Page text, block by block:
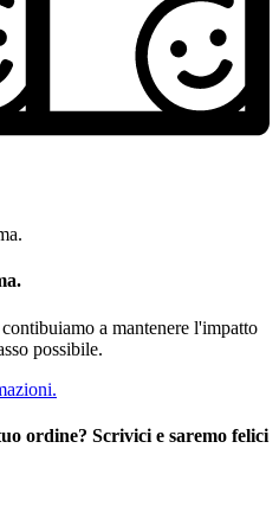
a mantenere l'impatto
possibile.
ordine? Scrivici e saremo felici